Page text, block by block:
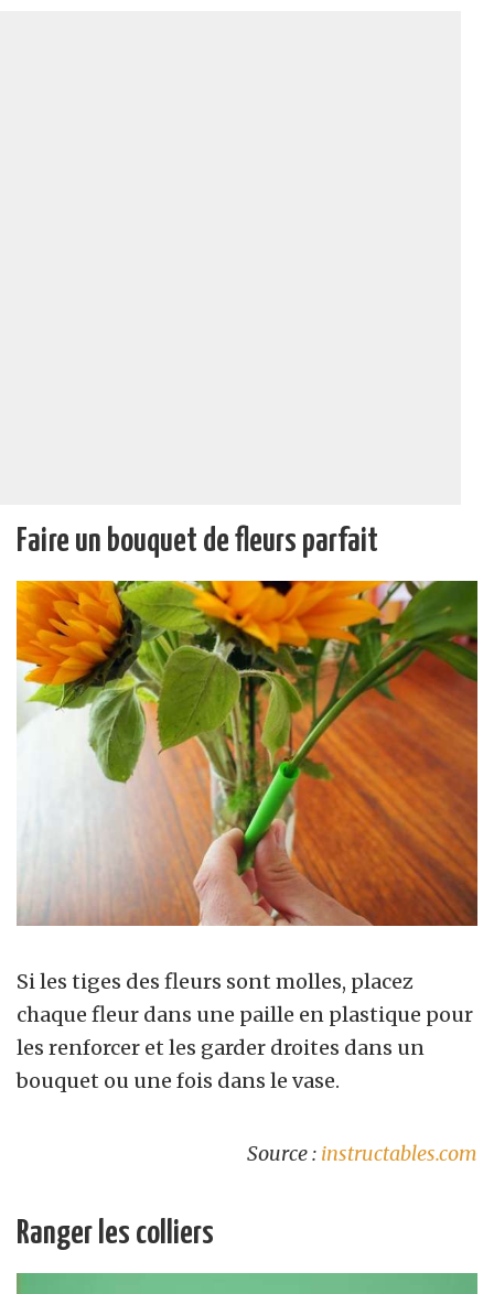
Faire un bouquet de fleurs parfait
Si les tiges des fleurs sont molles, placez
chaque fleur dans une paille en plastique pour
les renforcer et les garder droites dans un
bouquet ou une fois dans le vase.
Source : instructables.com
Ranger les colliers